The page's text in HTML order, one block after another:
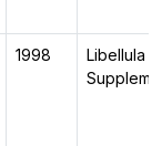
1998
Libellula